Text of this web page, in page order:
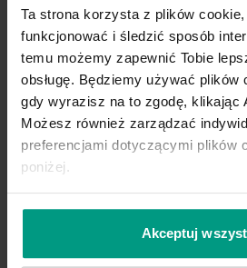
Ta strona korzysta z plików
funkcjonować i śledzić sposób
temu możemy zapewnić Tobie
obsługę. Będziemy używać plików
gdy wyrazisz na to zgodę, klikając
Możesz również zarządzać
preferencjami dotyczącymi plików
poniżej.
Akceptuj